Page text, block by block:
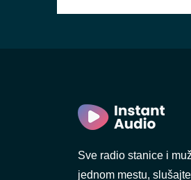
Sve radio stanice i
jednom mestu,